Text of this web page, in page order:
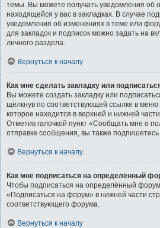
темы. Вы можете получать уведомления об
находящейся у вас в закладках. В случае
уведомления об изменениях в теме или
для закладок и подписок можно задать на
личного раздела.
Вернуться к началу
Как мне сделать закладку или
Вы можете создать закладку или
щёлкнув по соответствующей ссылке в
которое находится в верхней и нижней
Отметив галочкой пункт «Сообщать мне о
отправке сообщения, вы также
Вернуться к началу
Как мне подписаться на определённый
Чтобы подписаться на определённый
«Подписаться на форум» в нижней части
соответствующего форума.
Вернуться к началу